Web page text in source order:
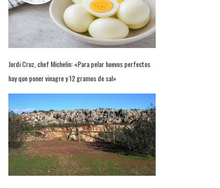
Jordi Cruz, chef Michelin: «Para pelar huevos perfectos
hay que poner vinagre y 12 gramos de sal»